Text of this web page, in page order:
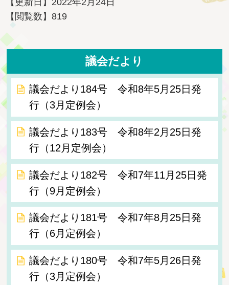
【閲覧数】819
議会だより
議会だより184号 令和8年5月25日発
行（3月定例会）
議会だより183号 令和8年2月25日発
行（12月定例会）
議会だより182号 令和7年11月25日発
行（9月定例会）
議会だより181号 令和7年8月25日発
行（6月定例会）
議会だより180号 令和7年5月26日発
行（3月定例会）